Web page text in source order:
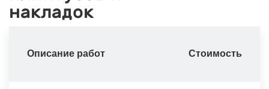
накладок
Описание работ Стоимость